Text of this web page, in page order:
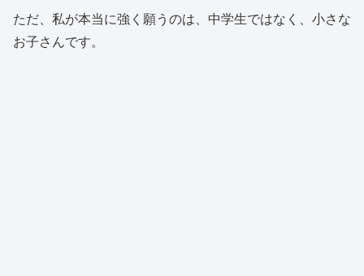
ただ、私が本当に強く願うのは、中学生ではなく、小さな
お子さんです。